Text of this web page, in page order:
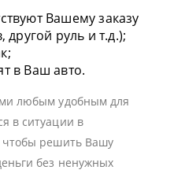
Вашему заказу
другой руль и т.д.);
в Ваш авто.
любым удобным для
в ситуации в
чтобы решить Вашу
без ненужных